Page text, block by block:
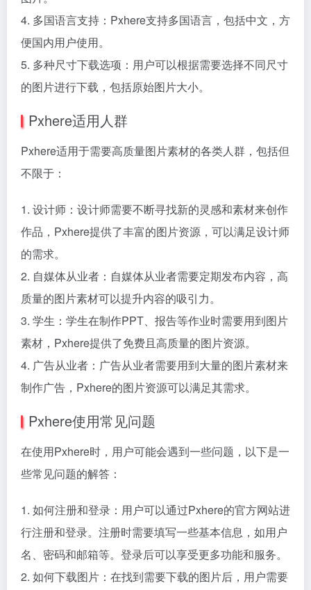
4. 多国语言支持：Pxhere支持多国语言，包括中文，方
便国内用户使用。
5. 多种尺寸下载选项：用户可以根据需要选择不同尺寸
的图片进行下载，包括原始图片大小。
Pxhere适用人群
Pxhere适用于需要高质量图片素材的各类人群，包括但
不限于：
1. 设计师：设计师需要不断寻找新的灵感和素材来创作
作品，Pxhere提供了丰富的图片资源，可以满足设计师
的需求。
2. 自媒体从业者：自媒体从业者需要定期发布内容，高
质量的图片素材可以提升内容的吸引力。
3. 学生：学生在制作PPT、报告等作业时需要用到图片
素材，Pxhere提供了免费且高质量的图片资源。
4. 广告从业者：广告从业者需要用到大量的图片素材来
制作广告，Pxhere的图片资源可以满足其需求。
Pxhere使用常见问题
在使用Pxhere时，用户可能会遇到一些问题，以下是一
些常见问题的解答：
1. 如何注册和登录：用户可以通过Pxhere的官方网站进
行注册和登录。注册时需要填写一些基本信息，如用户
名、密码和邮箱等。登录后可以享受更多功能和服务。
2. 如何下载图片：在找到需要下载的图片后，用户需要